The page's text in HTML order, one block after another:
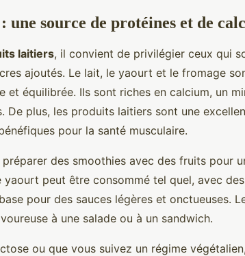
source de protéines et de
laitiers, il convient de privilégier ceux qui
ajoutés. Le lait, le yaourt et le fromage
et équilibrée. Ils sont riches en calcium, un
De plus, les produits laitiers sont une
pour la santé musculaire.
des smoothies avec des fruits pour
yaourt peut être consommé tel quel, avec
pour des sauces légères et onctueuses.
à une salade ou à un sandwich.
ou que vous suivez un régime